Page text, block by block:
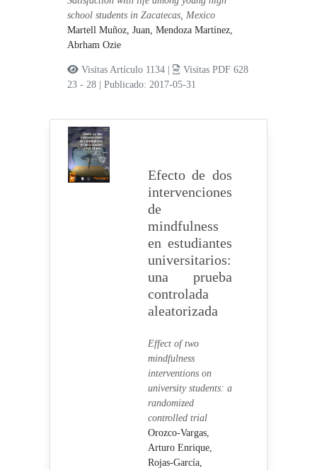
school students in Zacatecas, Mexico
Martell Muñoz, Juan,Mendoza Martínez,
Abrham Ozie
Visitas Artículo 1134 |
Visitas PDF 628
23 - 28
|Publicado: 2017-05-31
Efecto de dos
intervenciones
de
mindfulness
en estudiantes
universitarios:
una prueba
controlada
aleatorizada
Effect of two
mindfulness
interventions on
university students: a
randomized
controlled trial
Orozco-Vargas,
Arturo Enrique,
Rojas-García,